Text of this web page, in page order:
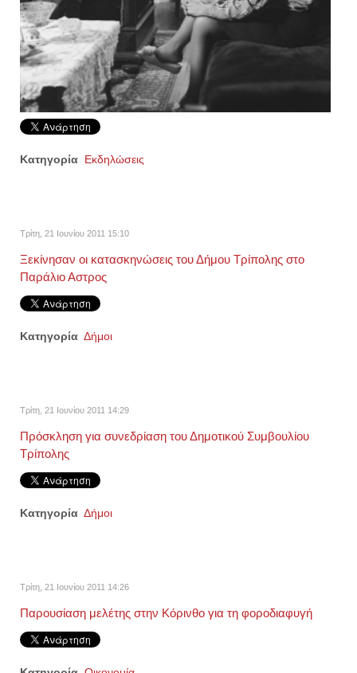
Κατηγορία Εκδηλώσεις
Τρίτη, 21 Ιουνίου 2011 15:10
Ξεκίνησαν οι κατασκηνώσεις του Δήμου Τρίπολης στο
Παράλιο Αστρος
Κατηγορία Δήμοι
Τρίτη, 21 Ιουνίου 2011 14:29
Πρόσκληση για συνεδρίαση του Δημοτικού Συμβουλίου
Τρίπολης
Κατηγορία Δήμοι
Τρίτη, 21 Ιουνίου 2011 14:26
Παρουσίαση μελέτης στην Κόρινθο για τη φοροδιαφυγή